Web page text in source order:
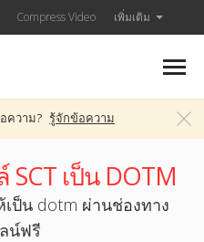
Compress Video เพิ่มเติม
ความ? รู้จักข้อความ
SCT เป็น DOTM
ป็น dotm ผ่านช่องทาง
น์ฟรี